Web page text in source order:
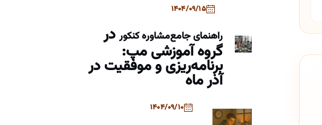
1404/09/15
راهنمای جامعمشاوره کنکوردر
گروه آموزشی مپ:
برنامه‌ریزی و موفقیت در
آذر ماه
1404/09/10